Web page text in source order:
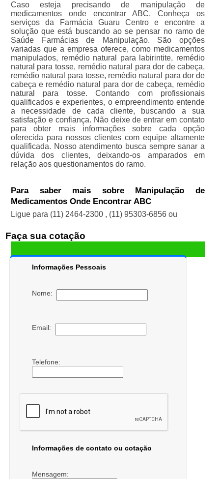
Caso esteja precisando de manipulação de
medicamentos onde encontrar ABC, Conheça os
serviços da Farmácia Guaru Centro e encontre a
solução que está buscando ao se pensar no ramo de
Saúde Farmácias de Manipulação. São opções
variadas que a empresa oferece, como medicamentos
manipulados, remédio natural para labirintite, remédio
natural para tosse, remédio natural para dor de cabeça,
remédio natural para tosse, remédio natural para dor de
cabeça e remédio natural para dor de cabeça, remédio
natural para tosse. Contando com profissionais
qualificados e experientes, o empreendimento entende
a necessidade de cada cliente, buscando a sua
satisfação e confiança. Não deixe de entrar em contato
para obter mais informações sobre cada opção
oferecida para nossos clientes com equipe altamente
qualificada. Nosso atendimento busca sempre sanar a
dúvida dos clientes, deixando-os amparados em
relação aos questionamentos do ramo.
Para saber mais sobre Manipulação de
Medicamentos Onde Encontrar ABC
Ligue para (11) 2464-2300 , (11) 95303-6856 ou
Faça sua cotação
Informações Pessoais
Nome:
Email:
Telefone:
Informações de contato ou cotação
Mensagem: